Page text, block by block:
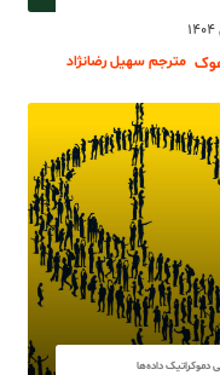
مترجم سهیل رضانژاد
دموکراتیک داده‌ها